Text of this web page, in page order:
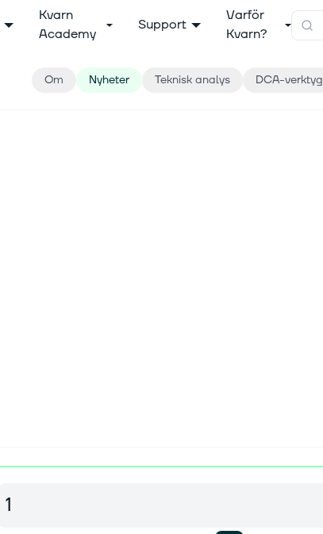
Kvarn
Academy
Support
Varför
Kvarn?
Om Nyheter Teknisk analys DCA-verktyg